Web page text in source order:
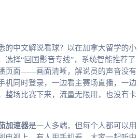
的中文解说看球？以在加拿大留学的小
选择“回国影音专线”，系统智能推荐了
页面——画面清晰，解说员的声音没有
机同时登录，一边看主赛场直播，一边
整场比赛下来，流量无限用，也没有卡
加速器是一人多端，但每个人都可以用